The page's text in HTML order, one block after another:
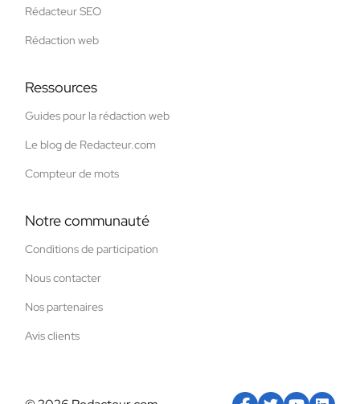
Rédacteur SEO
Rédaction web
Ressources
Guides pour la rédaction web
Le blog de Redacteur.com
Compteur de mots
Notre communauté
Conditions de participation
Nous contacter
Nos partenaires
Avis clients